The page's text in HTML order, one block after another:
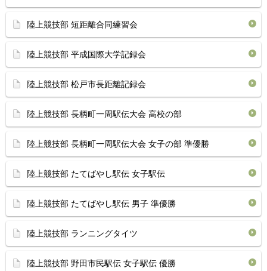
陸上競技部 短距離合同練習会
陸上競技部 平成国際大学記録会
陸上競技部 松戸市長距離記録会
陸上競技部 長柄町一周駅伝大会 高校の部
陸上競技部 長柄町一周駅伝大会 女子の部 準優勝
陸上競技部 たてばやし駅伝 女子駅伝
陸上競技部 たてばやし駅伝 男子 準優勝
陸上競技部 ランニングタイツ
陸上競技部 野田市民駅伝 女子駅伝 優勝